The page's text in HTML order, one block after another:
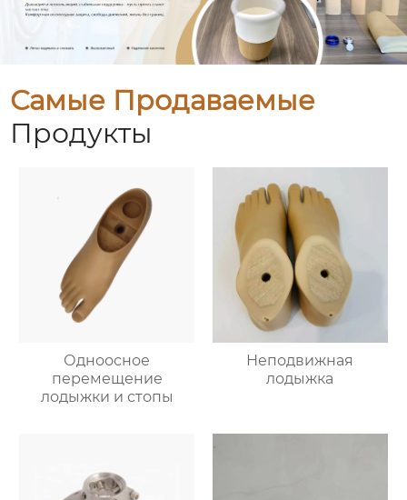
Самые Продаваемые
Продукты
Одноосное
перемещение
лодыжки и стопы
Неподвижная
лодыжка